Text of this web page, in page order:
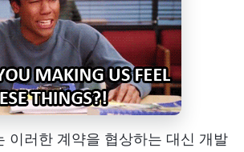
이러한 계약을 협상하는 대신 개발